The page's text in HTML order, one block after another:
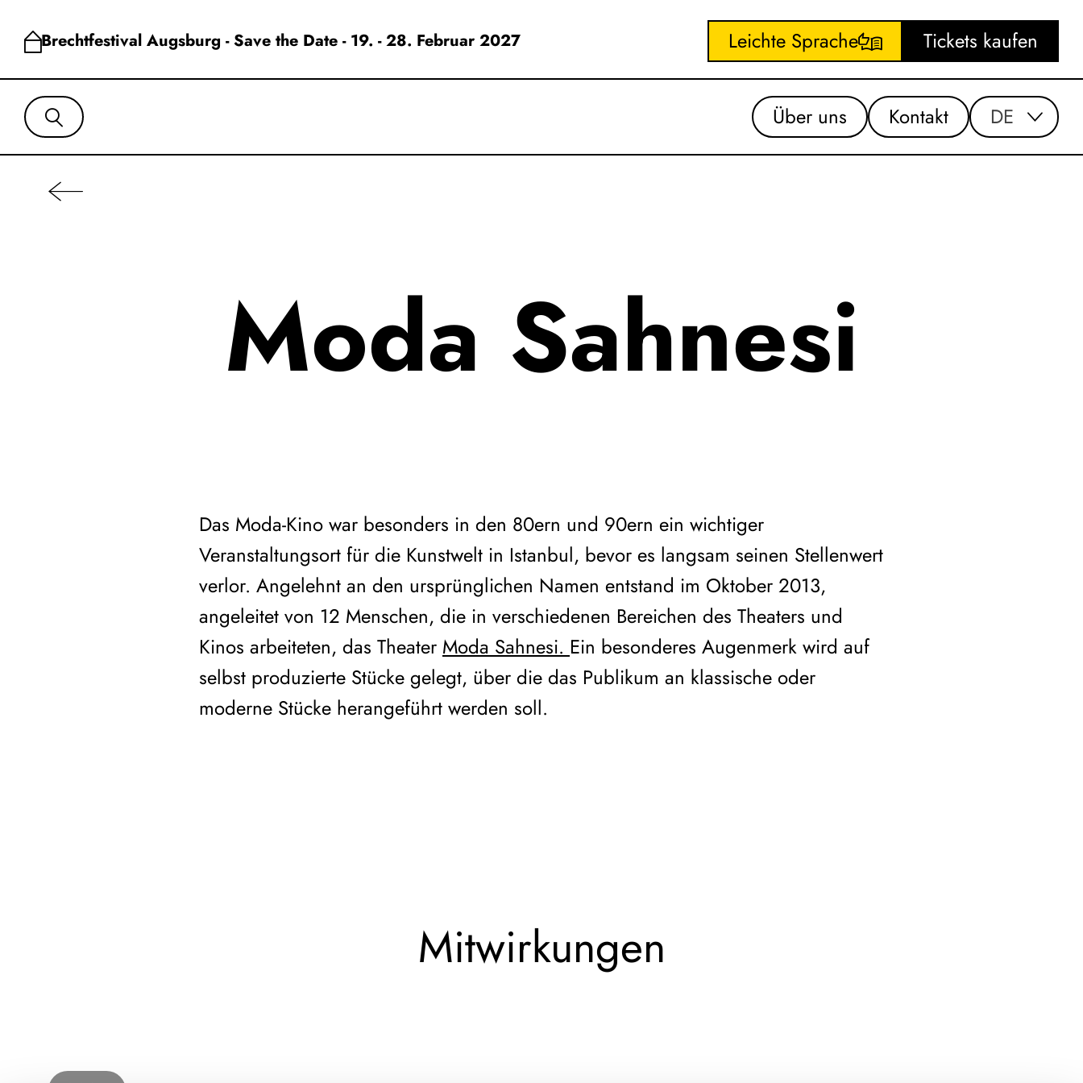
Brechtfestival Augsburg - Save the Date - 19. - 28. Februar 2027 Leichte Sprache Tickets kaufen
Über uns Kontakt DE
Moda Sahnesi
Das Moda-Kino war besonders in den 80ern und 90ern ein wichtiger
Veranstaltungsort für die Kunstwelt in Istanbul, bevor es langsam seinen Stellenwert
verlor. Angelehnt an den ursprünglichen Namen entstand im Oktober 2013,
angeleitet von 12 Menschen, die in verschiedenen Bereichen des Theaters und
Kinos arbeiteten, das Theater Moda Sahnesi. Ein besonderes Augenmerk wird auf
selbst produzierte Stücke gelegt, über die das Publikum an klassische oder
moderne Stücke herangeführt werden soll.
Mitwirkungen